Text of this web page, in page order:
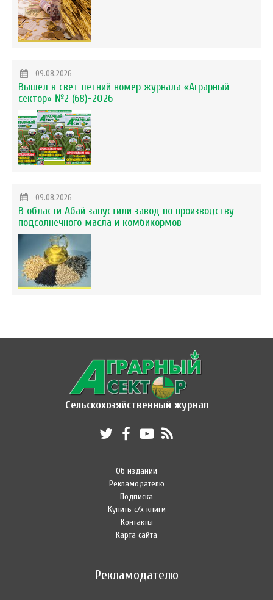
09.08.2026
Вышел в свет летний номер журнала «Аграрный
сектор» №2 (68)-2026
09.08.2026
В области Абай запустили завод по производству
подсолнечного масла и комбикормов
Сельскохозяйственный журнал
Об издании
Рекламодателю
Подписка
Купить с/х книги
Контакты
Карта сайта
Рекламодателю